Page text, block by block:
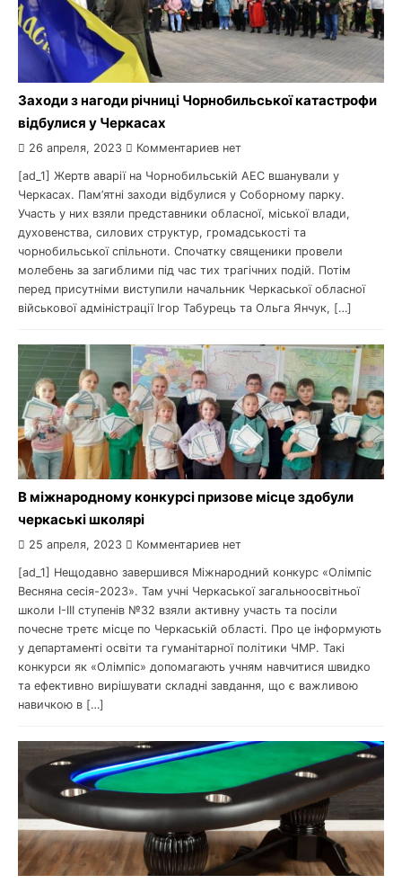
Заходи з нагоди річниці Чорнобильської катастрофи
відбулися у Черкасах
26 апреля, 2023 Комментариев нет
[ad_1] Жертв аварії на Чорнобильській АЕС вшанували у
Черкасах. Пам’ятні заходи відбулися у Соборному парку.
Участь у них взяли представники обласної, міської влади,
духовенства, силових структур, громадськості та
чорнобильської спільноти. Спочатку священики провели
молебень за загиблими під час тих трагічних подій. Потім
перед присутніми виступили начальник Черкаської обласної
військової адміністрації Ігор Табурець та Ольга Янчук, […]
В міжнародному конкурсі призове місце здобули
черкаські школярі
25 апреля, 2023 Комментариев нет
[ad_1] Нещодавно завершився Міжнародний конкурс «Олімпіс
Весняна сесія-2023». Там учні Черкаської загальноосвітньої
школи I-III ступенів №32 взяли активну участь та посіли
почесне третє місце по Черкаській області. Про це інформують
у департаменті освіти та гуманітарної політики ЧМР. Такі
конкурси як «Олімпіс» допомагають учням навчитися швидко
та ефективно вирішувати складні завдання, що є важливою
навичкою в […]